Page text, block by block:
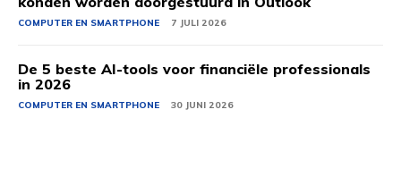
COMPUTER EN SMARTPHONE 7 JULI 2026
De 5 beste AI-tools voor financiële professionals
in 2026
COMPUTER EN SMARTPHONE 30 JUNI 2026